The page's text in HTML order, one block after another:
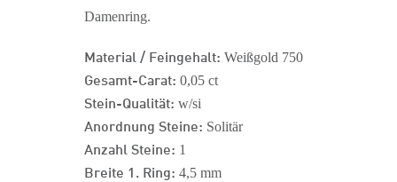
Damenring.
Material / Feingehalt: Weißgold 750
Gesamt-Carat: 0,05 ct
Stein-Qualität: w/si
Anordnung Steine: Solitär
Anzahl Steine: 1
Breite 1. Ring: 4,5 mm